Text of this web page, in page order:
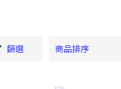
篩選 商品排序